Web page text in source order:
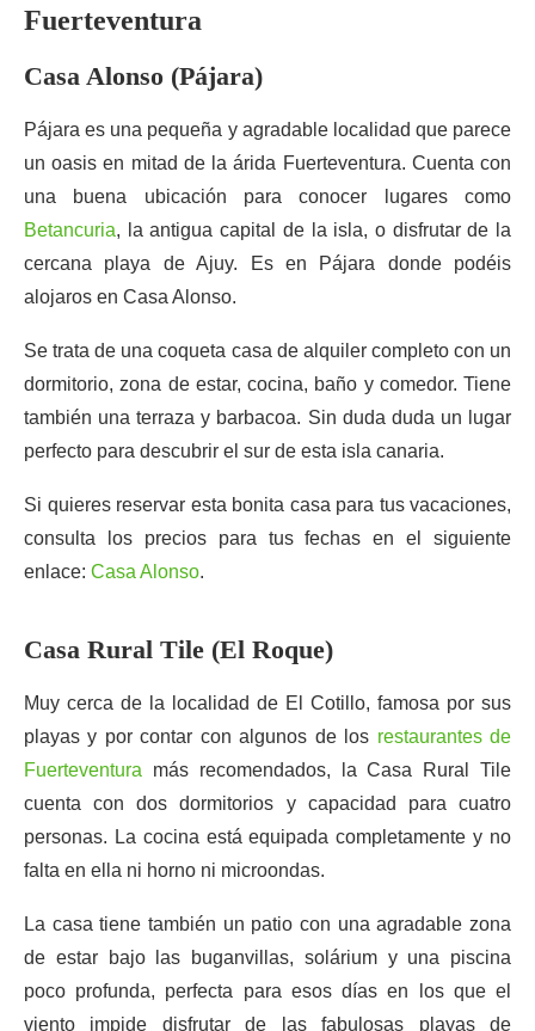
Fuerteventura
Casa Alonso (Pájara)
Pájara es una pequeña y agradable localidad que parece
un oasis en mitad de la árida Fuerteventura. Cuenta con
una buena ubicación para conocer lugares como
Betancuria, la antigua capital de la isla, o disfrutar de la
cercana playa de Ajuy. Es en Pájara donde podéis
alojaros en Casa Alonso.
Se trata de una coqueta casa de alquiler completo con un
dormitorio, zona de estar, cocina, baño y comedor. Tiene
también una terraza y barbacoa. Sin duda duda un lugar
perfecto para descubrir el sur de esta isla canaria.
Si quieres reservar esta bonita casa para tus vacaciones,
consulta los precios para tus fechas en el siguiente
enlace: Casa Alonso.
Casa Rural Tile (El Roque)
Muy cerca de la localidad de El Cotillo, famosa por sus
playas y por contar con algunos de los restaurantes de
Fuerteventura más recomendados, la Casa Rural Tile
cuenta con dos dormitorios y capacidad para cuatro
personas. La cocina está equipada completamente y no
falta en ella ni horno ni microondas.
La casa tiene también un patio con una agradable zona
de estar bajo las buganvillas, solárium y una piscina
poco profunda, perfecta para esos días en los que el
viento impide disfrutar de las fabulosas playas de